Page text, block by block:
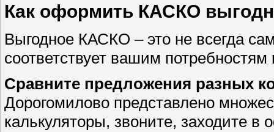
Как оформить КАСКО
Выгодное КАСКО – это не всегда
соответствует вашим потребностям
Сравните предложения разных
Дорогомилово представлено
калькуляторы, звоните, заходите